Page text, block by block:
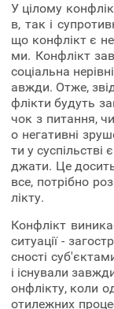
У цілому
в, так і
що конфлікт є
ми. Конфлікт
соціальна
авжди. Отже,
флікти будуть
чок з питання,
о негативні
ти у суспільстві
джати. Це
все, потрібно
лікту.
Конфлікт
ситуації -
сності
і існували
онфлікту, коли
отилежних